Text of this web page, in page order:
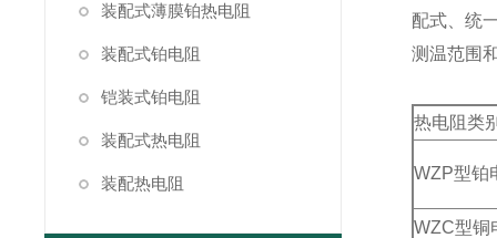
装配式薄膜铂热电阻
装配式铂电阻
铠装式铂电阻
装配式热电阻
装配热电阻
配式、统
测温范围
热电阻类
WZP型铂
WZC型铜